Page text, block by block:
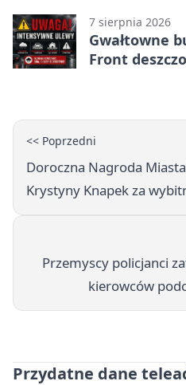
7 sierpnia 2026
Gwałtowne
Front
<< Poprzedni
Doroczna Nagroda
Krystyny Knapek za
Przemyscy policjanci
kierowców
Przydatne dane